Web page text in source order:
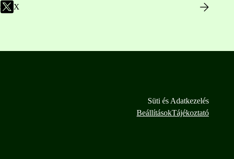
X
Süti és Adatkezelés
BeállításokTájékoztató